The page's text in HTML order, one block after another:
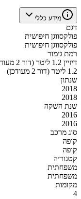
מידע כללי
דגם
פולקסווגן חיפושית
פולקסווגן חיפושית
רמת גימור
דיזיין 1.2 ליטר (דור 2 מעודכן)
1.2 ליטר (דור 2 מעודכן)
שנתון
2018
2018
שנת השקה
2016
2016
סוג מרכב
קופה
קופה
קטגוריה
משפחתית
משפחתית
מקומות
4